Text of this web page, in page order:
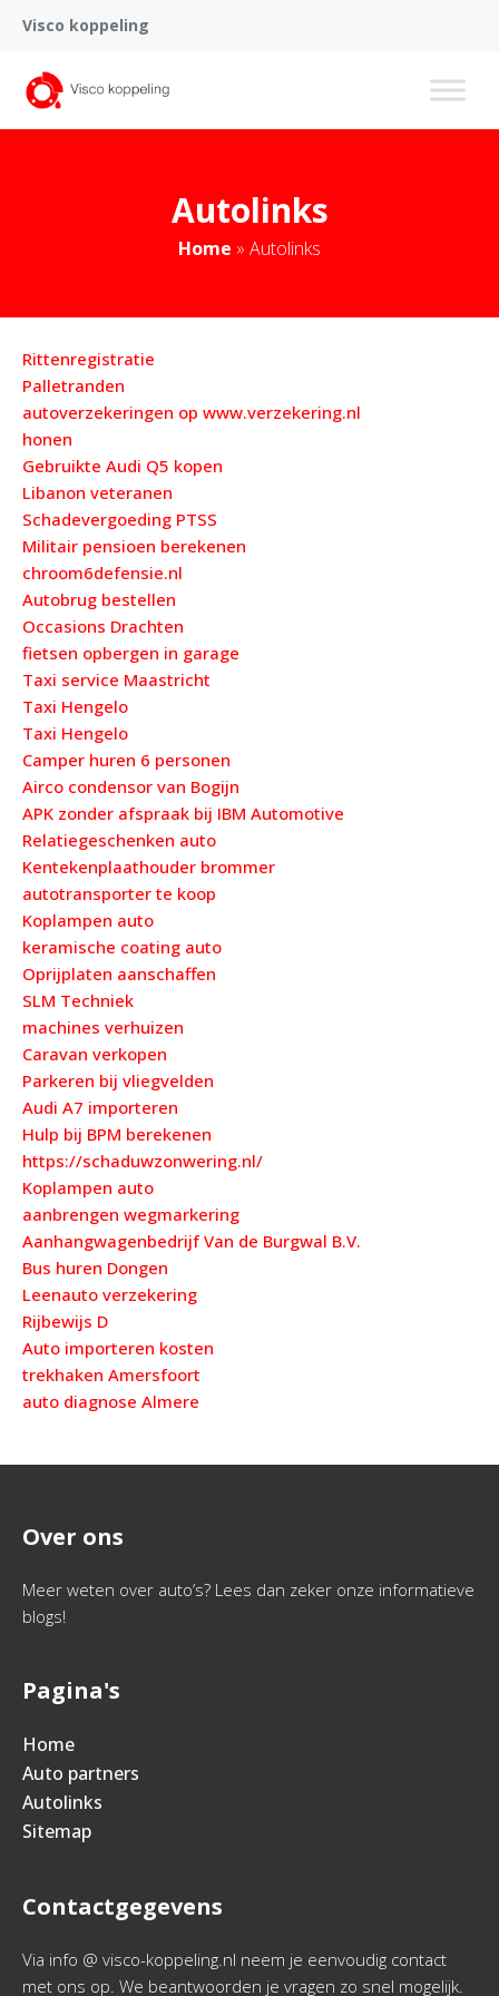
Visco koppeling
Autolinks
Home » Autolinks
Rittenregistratie
Palletranden
autoverzekeringen op www.verzekering.nl
honen
Gebruikte Audi Q5 kopen
Libanon veteranen
Schadevergoeding PTSS
Militair pensioen berekenen
chroom6defensie.nl
Autobrug bestellen
Occasions Drachten
fietsen opbergen in garage
Taxi service Maastricht
Taxi Hengelo
Taxi Hengelo
Camper huren 6 personen
Airco condensor van Bogijn
APK zonder afspraak bij IBM Automotive
Relatiegeschenken auto
Kentekenplaathouder brommer
autotransporter te koop
Koplampen auto
keramische coating auto
Oprijplaten aanschaffen
SLM Techniek
machines verhuizen
Caravan verkopen
Parkeren bij vliegvelden
Audi A7 importeren
Hulp bij BPM berekenen
https://schaduwzonwering.nl/
Koplampen auto
aanbrengen wegmarkering
Aanhangwagenbedrijf Van de Burgwal B.V.
Bus huren Dongen
Leenauto verzekering
Rijbewijs D
Auto importeren kosten
trekhaken Amersfoort
auto diagnose Almere
Over ons
Meer weten over auto’s? Lees dan zeker onze informatieve
blogs!
Pagina's
Home
Auto partners
Autolinks
Sitemap
Contactgegevens
Via info @ visco-koppeling.nl neem je eenvoudig contact
met ons op. We beantwoorden je vragen zo snel mogelijk.